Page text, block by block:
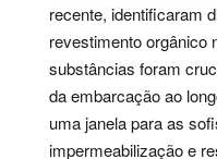
recente, identificaram
revestimento orgânico
substâncias foram
da embarcação ao
uma janela para as
impermeabilização e